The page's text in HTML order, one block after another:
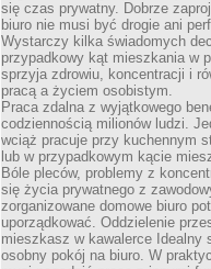
się czas prywatny. Dobrze
biuro nie musi być drogie ani
Wystarczy kilka świadomych
przypadkowy kąt mieszkania w
sprzyja zdrowiu, koncentracji i
pracą a życiem osobistym.
Praca zdalna z wyjątkowego
codziennością milionów ludzi.
wciąż pracuje przy kuchennym
lub w przypadkowym kącie
Bóle pleców, problemy z
się życia prywatnego z
zorganizowane domowe biuro
uporządkować. Oddzielenie
mieszkasz w kawalerce Idealny
osobny pokój na biuro. W